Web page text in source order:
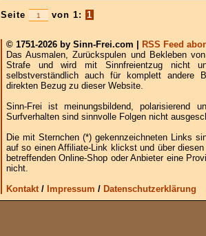
Seite von 1: 1
© 1751-2026 by Sinn-Frei.com |
RSS Feed
Das Ausmalen, Zurückspulen und Bekleben
Strafe und wird mit Sinnfreientzug nicht
selbstverständlich auch für komplett andere
direkten Bezug zu dieser Website.
Sinn-Frei ist meinungsbildend, polarisierend
Surfverhalten sind sinnvolle Folgen nicht
Die mit Sternchen (*) gekennzeichneten Links
auf so einen Affiliate-Link klickst und über
betreffenden Online-Shop oder Anbieter eine
nicht.
Kontakt/ Impressum / Datenschutzerklärung